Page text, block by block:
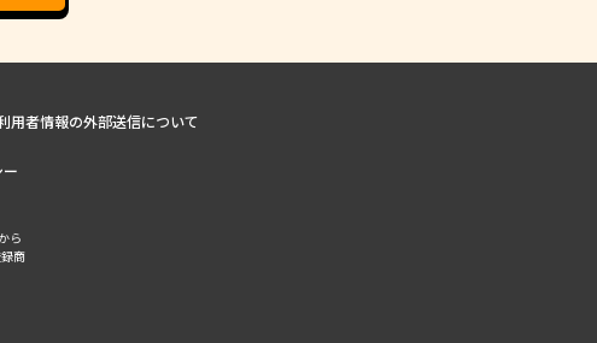
用者情報の外部送信について
ら
商